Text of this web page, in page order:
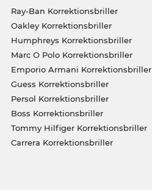
Ray-Ban Korrektionsbriller
Oakley Korrektionsbriller
Humphreys Korrektionsbriller
Marc O Polo Korrektionsbriller
Emporio Armani Korrektionsbriller
Guess Korrektionsbriller
Persol Korrektionsbriller
Boss Korrektionsbriller
Tommy Hilfiger Korrektionsbriller
Carrera Korrektionsbriller